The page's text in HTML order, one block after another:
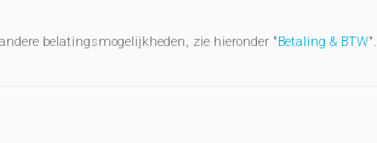
belatingsmogelijkheden, zie hieronder "Betaling & BTW".